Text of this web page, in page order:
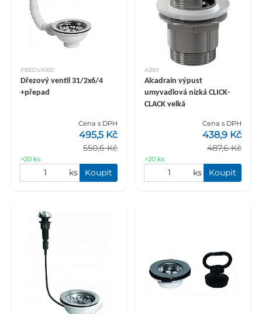
PBEDVA100
Dřezový ventil 31/2x6/4
+přepad
Cena s DPH
550,6 Kč
495,5 Kč
>20 ks
ks Koupit
A390
Alcadrain výpust
umyvadlová nízká CLICK-
CLACK velká
Cena s DPH
487,6 Kč
438,9 Kč
>20 ks
ks Koupit